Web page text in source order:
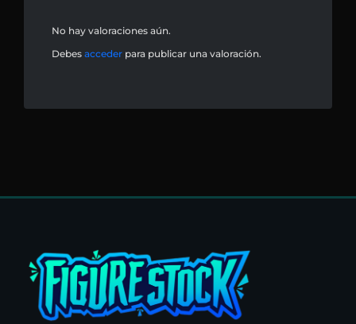
No hay valoraciones aún.
Debes acceder para publicar una valoración.